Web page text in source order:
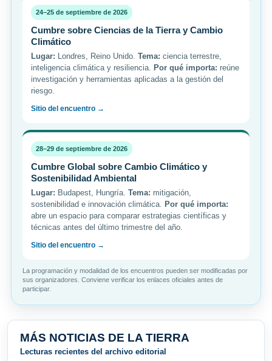
24–25 de septiembre de 2026
Cumbre sobre Ciencias de la Tierra y Cambio
Climático
Lugar: Londres, Reino Unido. Tema: ciencia terrestre,
inteligencia climática y resiliencia. Por qué importa: reúne
investigación y herramientas aplicadas a la gestión del
riesgo.
Sitio del encuentro →
28–29 de septiembre de 2026
Cumbre Global sobre Cambio Climático y
Sostenibilidad Ambiental
Lugar: Budapest, Hungría. Tema: mitigación,
sostenibilidad e innovación climática. Por qué importa:
abre un espacio para comparar estrategias científicas y
técnicas antes del último trimestre del año.
Sitio del encuentro →
La programación y modalidad de los encuentros pueden ser modificadas por
sus organizadores. Conviene verificar los enlaces oficiales antes de
participar.
MÁS NOTICIAS DE LA TIERRA
Lecturas recientes del archivo editorial